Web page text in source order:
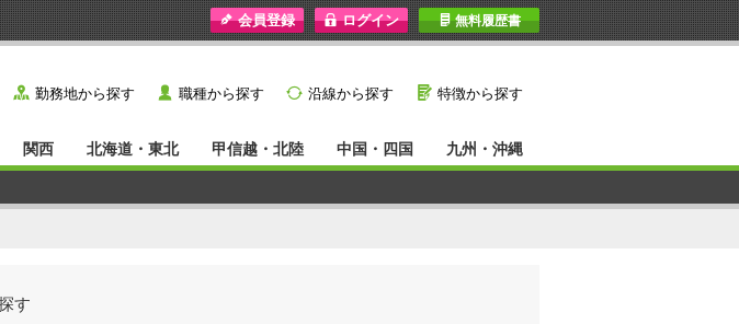
I 無料履歴書
y 勤務地から探す ˙ 職種から探す } 沿線から探す G 特徴から探す
関西 北海道・東北 甲信越・北陸 中国・四国 九州・沖縄
す